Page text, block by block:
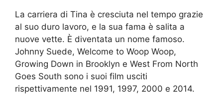
La carriera di Tina è cresciuta nel tempo grazie
al suo duro lavoro, e la sua fama è salita a
nuove vette. È diventata un nome famoso.
Johnny Suede, Welcome to Woop Woop,
Growing Down in Brooklyn e West From North
Goes South sono i suoi film usciti
rispettivamente nel 1991, 1997, 2000 e 2014.